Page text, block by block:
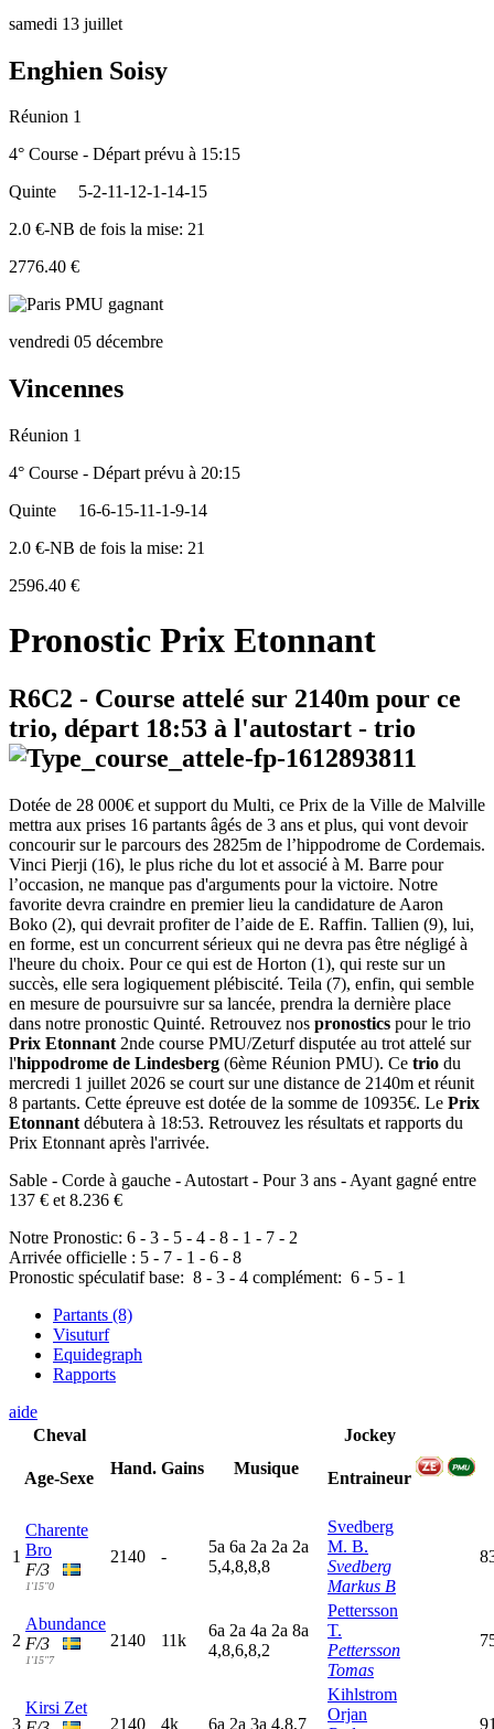
samedi 13 juillet
Enghien Soisy
Réunion 1
4° Course - Départ prévu à 15:15
Quinte
5-2-11-12-1-14-15
2.0 €-NB de fois la mise: 21
2776.40 €
vendredi 05 décembre
Vincennes
Réunion 1
4° Course - Départ prévu à 20:15
Quinte
16-6-15-11-1-9-14
2.0 €-NB de fois la mise: 21
2596.40 €
Pronostic Prix Etonnant
R6C2 - Course attelé sur 2140m pour ce
trio, départ 18:53 à l'autostart - trio
Dotée de 28 000€ et support du Multi, ce Prix de la Ville de Malville
mettra aux prises 16 partants âgés de 3 ans et plus, qui vont devoir
concourir sur le parcours des 2825m de l’hippodrome de Cordemais.
Vinci Pierji (16), le plus riche du lot et associé à M. Barre pour
l’occasion, ne manque pas d'arguments pour la victoire. Notre
favorite devra craindre en premier lieu la candidature de Aaron
Boko (2), qui devrait profiter de l’aide de E. Raffin. Tallien (9), lui,
en forme, est un concurrent sérieux qui ne devra pas être négligé à
l'heure du choix. Pour ce qui est de Horton (1), qui reste sur un
succès, elle sera logiquement plébiscité. Teila (7), enfin, qui semble
en mesure de poursuivre sur sa lancée, prendra la dernière place
dans notre pronostic Quinté. Retrouvez nos pronostics pour le trio
Prix Etonnant 2nde course PMU/Zeturf disputée au trot attelé sur
l'hippodrome de Lindesberg (6ème Réunion PMU). Ce trio du
mercredi 1 juillet 2026 se court sur une distance de 2140m et réunit
8 partants. Cette épreuve est dotée de la somme de 10935€. Le Prix
Etonnant débutera à 18:53. Retrouvez les résultats et rapports du
Prix Etonnant après l'arrivée.
Sable - Corde à gauche - Autostart - Pour 3 ans - Ayant gagné entre
137 € et 8.236 €
Notre Pronostic: 6 - 3 - 5 - 4 - 8 - 1 - 7 - 2
Arrivée officielle : 5 - 7 - 1 - 6 - 8
Pronostic spéculatif base: 8 - 3 - 4 complément: 6 - 5 - 1
Partants (8)
Visuturf
Equidegraph
Rapports
aide
Cheval
Age-Sexe
Hand. Gains Musique
Jockey
Entraineur
1
Charente
Bro
F/3
1'15"0
2140 -
5a 6a 2a 2a 2a
5,4,8,8,8
Svedberg
M. B.
Svedberg
Markus B
2
Abundance
F/3
1'15"7
2140 11k
6a 2a 4a 2a 8a
4,8,6,8,2
Pettersson
T.
Pettersson
Tomas
3
Kirsi Zet
2140 4k 6a 2a 3a 4,8,7
Kihlstrom
Orjan